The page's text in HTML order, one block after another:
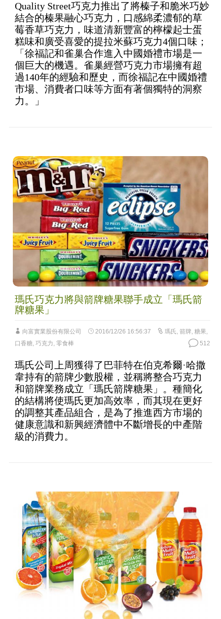
Quality Street巧克力推出了將榛子和脆米巧妙
結合的榛果融心巧克力，口感綿柔濃郁的草
莓香草巧克力，味道清新豐富的檸檬起士蛋
糕味和廣受喜愛的提拉米蘇巧克力4個口味；
「徐福記和雀巢合作進入中國婚禮市場是一
個巨大的機遇。雀巢經營巧克力市場擁有超
過140年的經驗和歷史，而徐福記在中國婚禮
市場、消費者口味等方面有著個獨特的洞察
力。」
瑪氏巧克力將與箭牌糖果聯手成立「瑪氏箭
牌糖果」
向富實業股份有限公司 2016/12/26 16:56:37 瑪氏, 箭牌, 糖果,
口香糖, 巧克力 , 零食棒 512
瑪氏公司上周獲得了巴菲特在伯克希爾·哈撒
韋持有的箭牌少數股權，並稱將整合巧克力
和箭牌業務成立「瑪氏箭牌糖果」。種簡化
的結構將使瑪氏更加高效率，而其現在更好
的調整其產品組合，是為了推進西方市場的
健康意識和新興經濟體中不斷增長的中產階
級的消費力。